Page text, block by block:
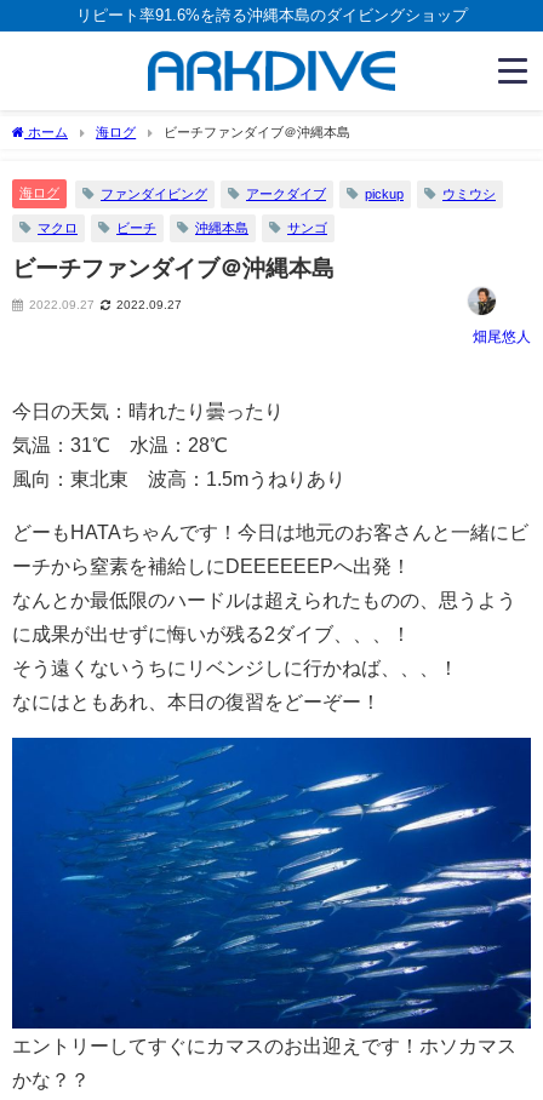
リピート率91.6%を誇る沖縄本島のダイビングショップ
ホーム 海ログ ビーチファンダイブ＠沖縄本島
海ログ ファンダイビング アークダイブ pickup ウミウシ
マクロ ビーチ 沖縄本島 サンゴ
ビーチファンダイブ＠沖縄本島
2022.09.27 2022.09.27
畑尾悠人
今日の天気：晴れたり曇ったり
気温：31℃ 水温：28℃
風向：東北東 波高：1.5mうねりあり
どーもHATAちゃんです！今日は地元のお客さんと一緒にビ
ーチから窒素を補給しにDEEEEEEPへ出発！
なんとか最低限のハードルは超えられたものの、思うよう
に成果が出せずに悔いが残る2ダイブ、、、！
そう遠くないうちにリベンジしに行かねば、、、！
なにはともあれ、本日の復習をどーぞー！
エントリーしてすぐにカマスのお出迎えです！ホソカマス
かな？？